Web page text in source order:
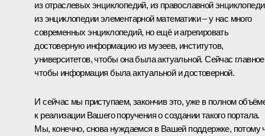
из отраслевых энциклопедий, из православной
из энциклопедии элементарной математики – у нас много
современных энциклопедий, но ещё и агрегировать
достоверную информацию из музеев, институтов,
университетов, чтобы она была актуальной. Сейчас
чтобы информация была актуальной и достоверной.
И сейчас мы приступаем, закончив это, уже в полном
к реализации Вашего поручения о создании такого портала.
Мы, конечно, снова нуждаемся в Вашей поддержке, потому